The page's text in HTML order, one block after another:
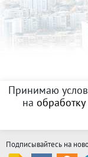
Принимаю
на
Подписывайтесь на